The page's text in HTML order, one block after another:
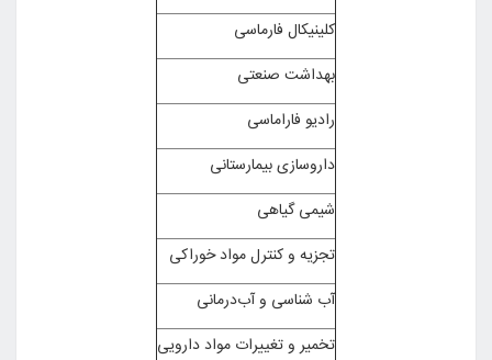
کلینیکال فارماسی
بهداشت صنعتی
رادیو فاراماسی
داروسازی بیمارستانی
شیمی گیاهی
تجزیه و کنترل مواد خوراکی
آب شناسی و آب‌درمانی
تخمیر و تغییرات مواد دارویی